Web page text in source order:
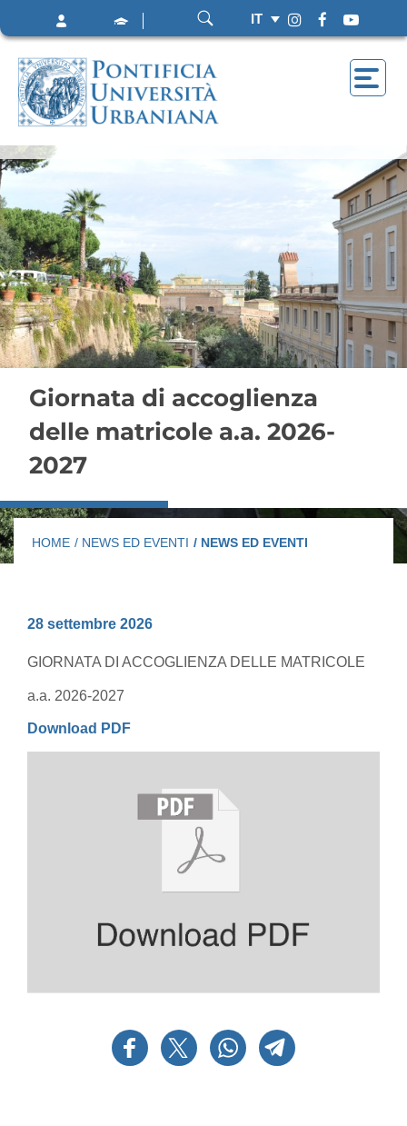
IT
Giornata di accoglienza
delle matricole a.a. 2026-
2027
HOME / NEWS ED EVENTI / NEWS ED EVENTI
28 settembre 2026
GIORNATA DI ACCOGLIENZA DELLE MATRICOLE
a.a. 2026-2027
Download PDF